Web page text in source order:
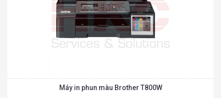
Máy in phun màu Brother T800W